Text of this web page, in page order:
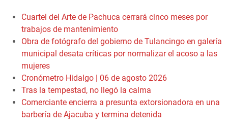
Cuartel del Arte de Pachuca cerrará cinco meses por
trabajos de mantenimiento
Obra de fotógrafo del gobierno de Tulancingo en galería
municipal desata críticas por normalizar el acoso a las
mujeres
Cronómetro Hidalgo | 06 de agosto 2026
Tras la tempestad, no llegó la calma
Comerciante encierra a presunta extorsionadora en una
barbería de Ajacuba y termina detenida